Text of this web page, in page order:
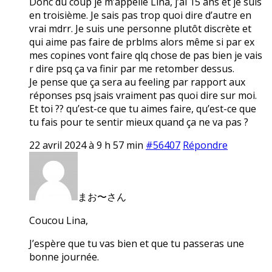
en troisième. Je sais pas trop quoi dire d’autre en
vrai mdrr. Je suis une personne plutôt discrète et
qui aime pas faire de prblms alors même si par ex
mes copines vont faire qlq chose de pas bien je vais
r dire psq ça va finir par me retomber dessus.
Je pense que ça sera au feeling par rapport aux
réponses psq jsais vraiment pas quoi dire sur moi.
Et toi ?? qu’est-ce que tu aimes faire, qu’est-ce que
tu fais pour te sentir mieux quand ça ne va pas ?
22 avril 2024 à 9 h 57 min #56407 Répondre
まお〜さん
Coucou Lina,
J’espère que tu vas bien et que tu passeras une
bonne journée.